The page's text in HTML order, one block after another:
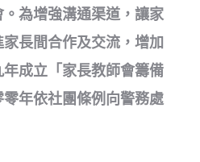
為增強溝通渠道，讓家
長間合作及交流，增加
成立「家長教師會籌備
年依社團條例向警務處